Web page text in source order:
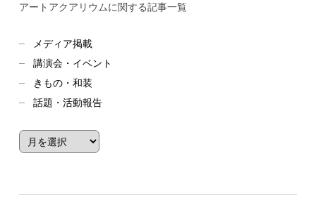
アートアクアリウムに関する記事一覧
メディア掲載
講演会・イベント
きもの・和装
話題・活動報告